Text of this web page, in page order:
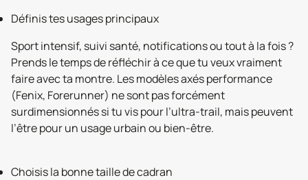
Définis tes usages principaux
Sport intensif, suivi santé, notifications ou tout à la fois ?
Prends le temps de réfléchir à ce que tu veux vraiment
faire avec ta montre. Les modèles axés performance
(Fenix, Forerunner) ne sont pas forcément
surdimensionnés si tu vis pour l’ultra-trail, mais peuvent
l’être pour un usage urbain ou bien-être.
Choisis la bonne taille de cadran